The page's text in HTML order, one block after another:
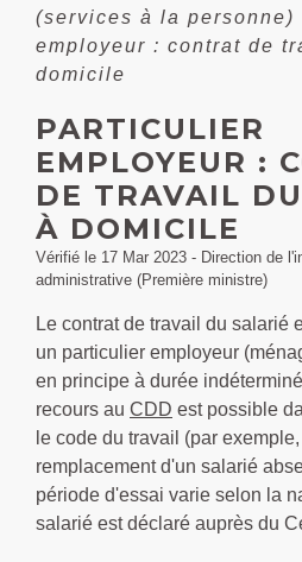
(services à la personne)
employeur : contrat de
domicile
PARTICULIER
EMPLOYEUR :
DE TRAVAIL
À DOMICILE
Vérifié le 17 Mar 2023 - Direction de
administrative (Première ministre)
Le contrat de travail du salarié
un particulier employeur
en principe à durée
recours au CDD est possible
le code du travail (par
remplacement d'un salarié
période d'essai varie selon la
salarié est déclaré auprès du